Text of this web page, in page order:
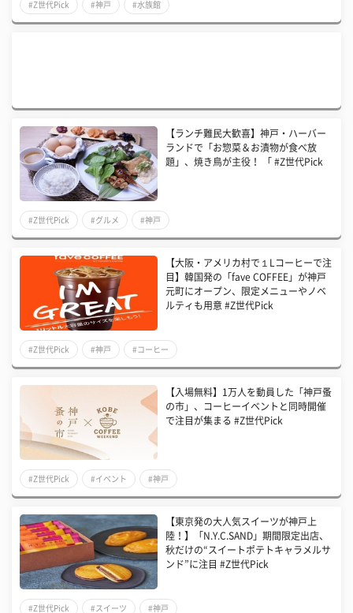
#Z世代Pick #神戸 #水族館
【ランチ難民大歓喜】神戸・ハーバー
ランドで「お惣菜＆お漬物が食べ放
題」、焼き鳥が主役！ 「 #Z世代Pick
#Z世代Pick #グルメ #神戸
【大阪・アメリカ村で１Lコーヒーで注
目】韓国発の「fave COFFEE」が神戸
元町にオープン、限定メニューやノベ
ルティも用意 #Z世代Pick
#Z世代Pick #神戸 #コーヒー
【入場無料】1万人を動員した「神戸蚤
の市」、コーヒーイベントと同時開催
で注目が集まる #Z世代Pick
#Z世代Pick #イベント #神戸
【東京発の大人気スイーツが神戸上
陸！】「N.Y.C.SAND」期間限定出店、
秋だけの“スイートポテトキャラメルサ
ンド”に注目 #Z世代Pick
#Z世代Pick #スイーツ #神戸